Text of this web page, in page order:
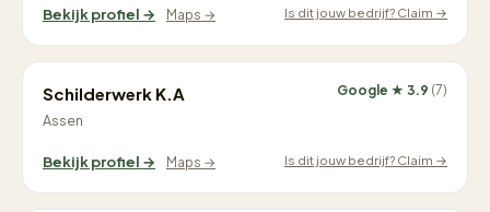
Bekijk profiel → Maps → Is dit jouw bedrijf? Claim →
Schilderwerk K.A
Assen
Google ★ 3.9 (7)
Bekijk profiel → Maps → Is dit jouw bedrijf? Claim →